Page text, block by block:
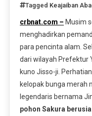
Tagged Keajaiban
crbnat.com – Musim
menghadirkan
para pencinta alam.
dari wilayah Prefektur
kuno Jisso-ji.
kelopak bunga merah
legendaris bernama
pohon Sakura